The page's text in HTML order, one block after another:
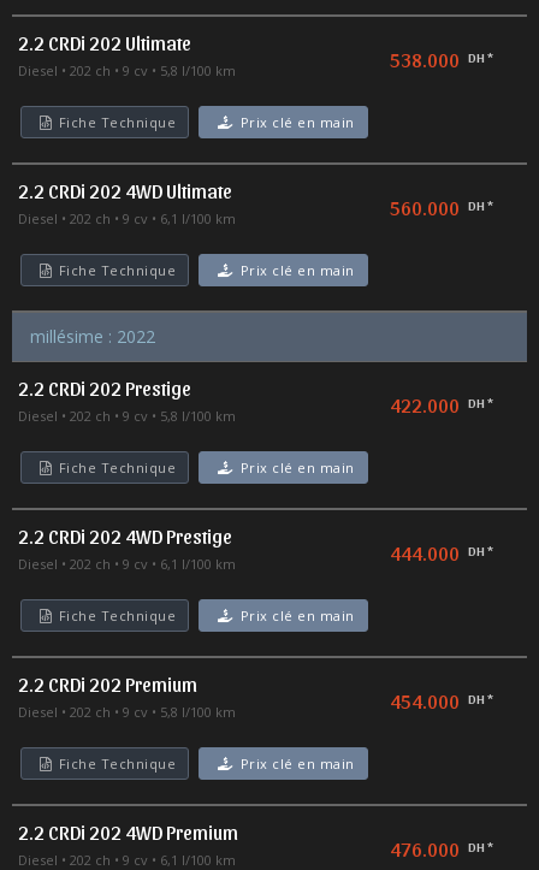
2.2 CRDi 202 Ultimate
Diesel 202 ch 9 cv 5,8 l/100 km 538.000 DH *
Fiche Technique Prix clé en main
2.2 CRDi 202 4WD Ultimate
Diesel 202 ch 9 cv 6,1 l/100 km 560.000 DH *
Fiche Technique Prix clé en main
millésime : 2022
2.2 CRDi 202 Prestige
Diesel 202 ch 9 cv 5,8 l/100 km 422.000 DH *
Fiche Technique Prix clé en main
2.2 CRDi 202 4WD Prestige
Diesel 202 ch 9 cv 6,1 l/100 km 444.000 DH *
Fiche Technique Prix clé en main
2.2 CRDi 202 Premium
Diesel 202 ch 9 cv 5,8 l/100 km 454.000 DH *
Fiche Technique Prix clé en main
2.2 CRDi 202 4WD Premium
Diesel 202 ch 9 cv 6,1 l/100 km 476.000 DH *